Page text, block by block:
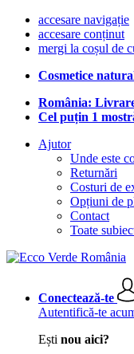
accesare navigație
accesare conținut
mergi la coșul de
Cosmetice
România:
Cel puțin 1
Ajutor
Unde este
Returnări
Costuri de
Opțiuni de
Contact
Toate
Conectează-te
Autentifică-te
Ești nou aici?